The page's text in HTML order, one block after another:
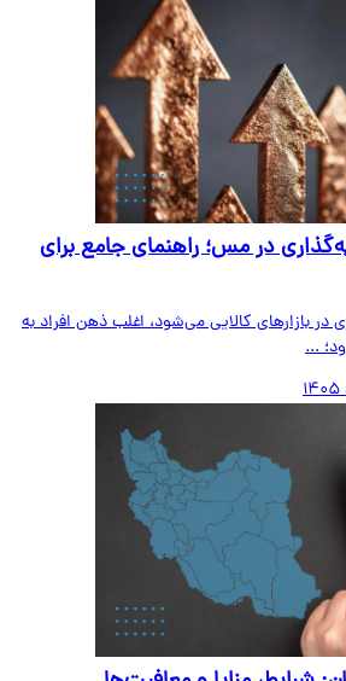
در مس؛ راهنمای جامع برای
کالایی می‌شود، اغلب ذهن افراد به